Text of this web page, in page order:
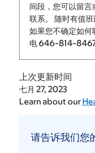
间段，您可以留言
联系。 随时有值班
如果您不确定如
电646-814-
上次更新时间
七月 27, 2023
Learn about our
告
请告诉我们您